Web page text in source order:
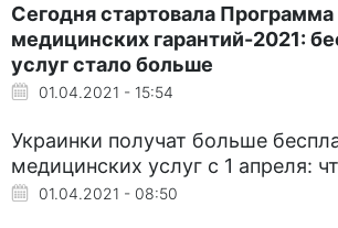
Сегодня стартовала Программа
медицинских гарантий-2021:
услуг стало больше
01.04.2021 - 15:54
Украинки получат больше
медицинских услуг с 1 апреля:
01.04.2021 - 08:50